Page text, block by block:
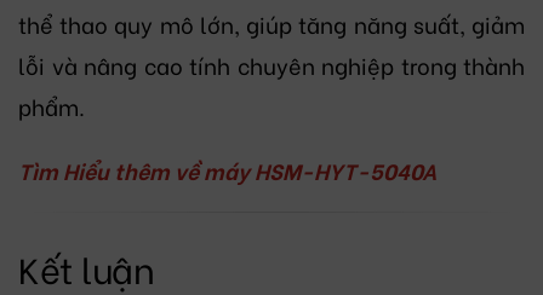
thể thao quy mô lớn, giúp tăng năng suất, giảm
lỗi và nâng cao tính chuyên nghiệp trong thành
phẩm.
Tìm Hiểu thêm về máy HSM-HYT-5040A
Kết luận